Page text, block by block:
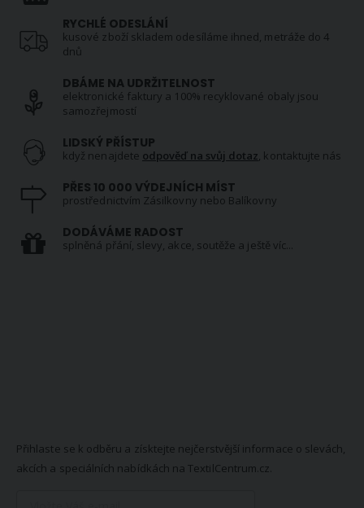
RYCHLÉ ODESLÁNÍ
kusové zboží skladem odesíláme ihned, metráže do 4
dnů
DBÁME NA UDRŽITELNOST
elektronické faktury a 100% recyklované obaly jsou
samozřejmostí
LIDSKÝ PŘÍSTUP
když nenajdete odpověď na svůj dotaz , kontaktujte nás
PŘES 10 000 VÝDEJNÍCH MÍST
prostřednictvím Zásilkovny nebo Balíkovny
DODÁVÁME RADOST
splněná přání, slevy, akce, soutěže a ještě víc...
Přihlaste se k odběru a získtejte nejčerstvější informace o slevách,
akcích a speciálních nabídkách na TextilCentrum.cz.